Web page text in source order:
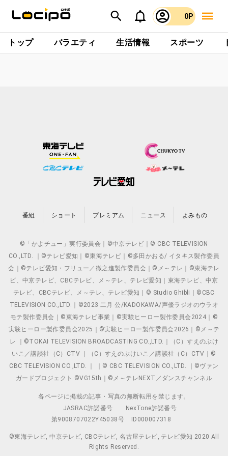
0P
トップ バラエティ 生活情報 スポーツ
番組 ショート プレミアム ニュース よみもの
©「かよチュー」実行委員会｜©中京テレビ｜© CBC TELEVISION
CO.,LTD. ｜©テレビ愛知｜©東海テレビ｜©多田かおる/ イタキス製作委員
会｜©テレビ愛知・フリュー／徹之進製作委員会｜©メ～テレ｜©東海テレ
ビ、中京テレビ、CBCテレビ、メ～テレ、テレビ愛知｜東海テレビ、中京
テレビ、CBCテレビ、メ～テレ、テレビ愛知｜© Studio Ghibli｜©CBC
TELEVISION CO.,LTD.｜©2023 二月 公/KADOKAWA/声優ラジオのウラオ
モテ製作委員会｜©東海テレビ事業｜©実験ヒーロー製作委員会2024｜©
実験ヒーロー製作委員会2025｜©実験ヒーロー製作委員会2026｜©メ～テ
レ ｜©TOKAI TELEVISION BROADCASTING CO.,LTD.｜（C）すえのぶけ
いこ／講談社（C）CTV ｜（C）すえのぶけいこ／講談社（C）CTV｜©
CBC TELEVISION CO.,LTD. ｜ ｜© CBC TELEVISION CO.,LTD. ｜©ヴァン
ガードプロジェクト ©VG15th｜©メ～テレNEXT／ダンスチャンネル
各ページに掲載の記事・写真の無断転用を禁じます。
JASRAC許諾番号
NexTone許諾番号
第9008707022Y45038号
ID000007318
©東海テレビ, 中京テレビ, CBCテレビ, 名古屋テレビ, テレビ愛知 2020 All
Rights Reserved.